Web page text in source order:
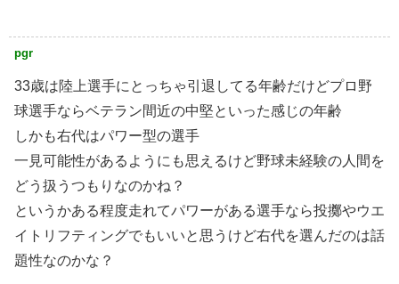
pgr
33歳は陸上選手にとっちゃ引退してる年齢だけどプロ野
球選手ならベテラン間近の中堅といった感じの年齢
しかも右代はパワー型の選手
一見可能性があるようにも思えるけど野球未経験の人間を
どう扱うつもりなのかね？
というかある程度走れてパワーがある選手なら投擲やウエ
イトリフティングでもいいと思うけど右代を選んだのは話
題性なのかな？